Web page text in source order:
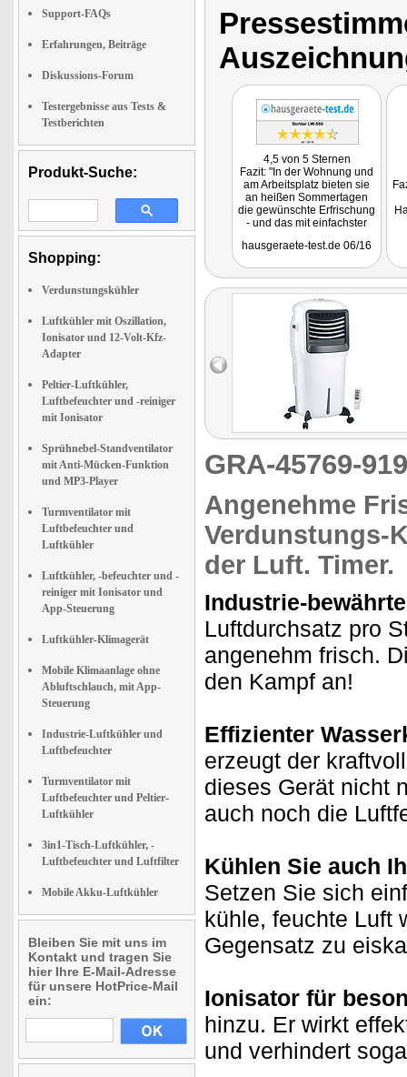
Support-FAQs
Erfahrungen, Beiträge
Diskussions-Forum
Testergebnisse aus Tests &
Testberichten
Produkt-Suche:
Shopping:
Verdunstungskühler
Luftkühler mit Oszillation,
Ionisator und 12-Volt-Kfz-
Adapter
Peltier-Luftkühler,
Luftbefeuchter und -reiniger
mit Ionisator
Sprühnebel-Standventilator
mit Anti-Mücken-Funktion
und MP3-Player
Turmventilator mit
Luftbefeuchter und
Luftkühler
Luftkühler, -befeuchter und -
reiniger mit Ionisator und
App-Steuerung
Luftkühler-Klimagerät
Mobile Klimaanlage ohne
Abluftschlauch, mit App-
Steuerung
Industrie-Luftkühler und
Luftbefeuchter
Turmventilator mit
Luftbefeuchter und Peltier-
Luftkühler
3in1-Tisch-Luftkühler, -
Luftbefeuchter und Luftfilter
Mobile Akku-Luftkühler
Bleiben Sie mit uns im
Kontakt und tragen Sie
hier Ihre E-Mail-Adresse
für unsere HotPrice-Mail
ein:
4,5 von 5 Sternen
Fazit: "In der Wohnung und
am Arbeitsplatz bieten sie
an heißen Sommertagen
die gewünschte Erfrischung
- und das mit einfachster
Kosten und geringem
hausgeraete-test.de 06/16
GRA-45769-
Angenehme
Verdunstungs-
der Luft. Timer.
Industrie-
Luftdurchsatz pro
angenehm frisch.
den Kampf an!
Effizienter
erzeugt der
dieses Gerät nicht
auch noch die
Kühlen Sie auch
Setzen Sie sich
kühle, feuchte Luft
Gegensatz zu
Ionisator für
hinzu. Er wirkt
und verhindert